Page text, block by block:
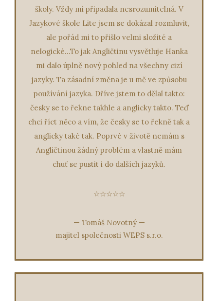
školy. Vždy mi připadala nesrozumitelná. V
Jazykové škole Lite jsem se dokázal rozmluvit,
ale pořád mi to přišlo velmi složité a
nelogické...To jak Angličtinu vysvětluje Hanka
mi dalo úplně nový pohled na všechny cizí
jazyky. Ta zásadní změna je u mě ve způsobu
používání jazyka. Dříve jstem to dělal takto:
česky se to řekne takhle a anglicky takto. Teď
chci říct něco a vím, že česky se to řekně tak a
anglicky také tak. Poprvé v životě nemám s
Angličtinou žádný problém a vlastně mám
chuť se pustit i do dalších jazyků.
☆☆☆☆☆
— Tomáš Novotný —
majitel společnosti WEPS s.r.o.